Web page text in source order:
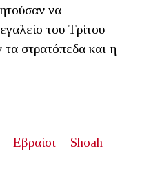
να
του Τρίτου
τα στρατόπεδα και η
Εβραίοι
Shoah